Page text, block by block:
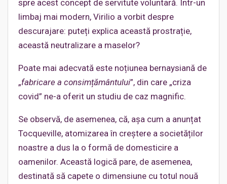
spre acest concept de servitute voluntară. Într-un
limbaj mai modern, Virilio a vorbit despre
descurajare: puteți explica această prostrație,
această neutralizare a maselor?
Poate mai adecvată este noțiunea bernaysiană de
„fabricare a consimțământului”, din care „criza
covid” ne-a oferit un studiu de caz magnific.
Se observă, de asemenea, că, așa cum a anunțat
Tocqueville, atomizarea în creștere a societăților
noastre a dus la o formă de domesticire a
oamenilor. Această logică pare, de asemenea,
destinată să capete o dimensiune cu totul nouă